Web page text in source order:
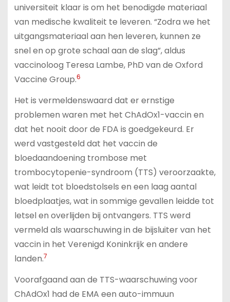
universiteit klaar is om het benodigde materiaal
van medische kwaliteit te leveren. “Zodra we het
uitgangsmateriaal aan hen leveren, kunnen ze
snel en op grote schaal aan de slag”, aldus
vaccinoloog Teresa Lambe, PhD van de Oxford
Vaccine Group.6
Het is vermeldenswaard dat er ernstige
problemen waren met het ChAdOx1-vaccin en
dat het nooit door de FDA is goedgekeurd. Er
werd vastgesteld dat het vaccin de
bloedaandoening trombose met
trombocytopenie-syndroom (TTS) veroorzaakte,
wat leidt tot bloedstolsels en een laag aantal
bloedplaatjes, wat in sommige gevallen leidde tot
letsel en overlijden bij ontvangers. TTS werd
vermeld als waarschuwing in de bijsluiter van het
vaccin in het Verenigd Koninkrijk en andere
landen.7
Voorafgaand aan de TTS-waarschuwing voor
ChAdOx1 had de EMA een auto-immuun